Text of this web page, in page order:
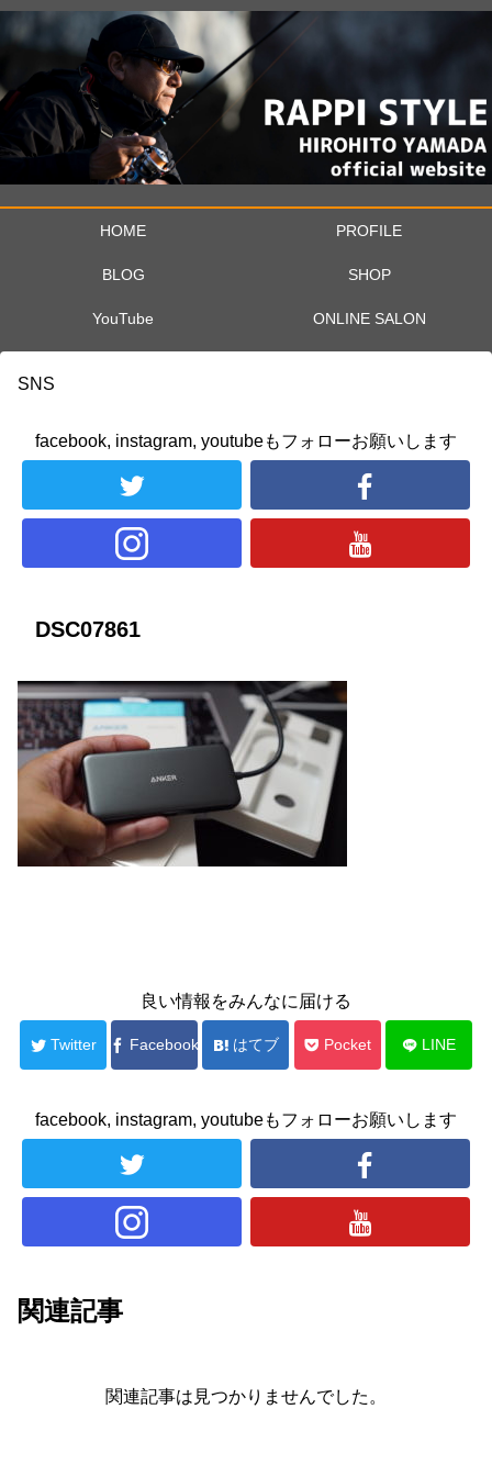
HOME PROFILE
BLOG SHOP
YouTube ONLINE SALON
SNS
facebook, instagram, youtubeもフォローお願いします
DSC07861
良い情報をみんなに届ける
Twitter Facebook はてブ Pocket LINE
facebook, instagram, youtubeもフォローお願いします
関連記事
関連記事は見つかりませんでした。